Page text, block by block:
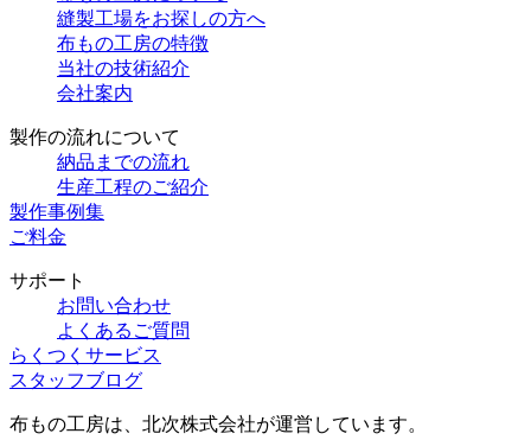
縫製工場をお探しの方へ
布もの工房の特徴
当社の技術紹介
会社案内
製作の流れについて
納品までの流れ
生産工程のご紹介
製作事例集
ご料金
サポート
お問い合わせ
よくあるご質問
らくつくサービス
スタッフブログ
布もの工房は、北次株式会社が運営しています。